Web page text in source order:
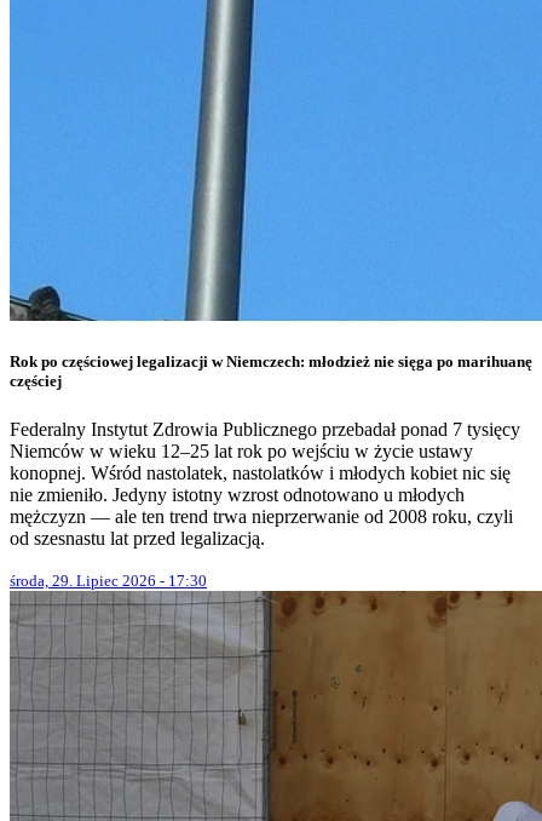
Rok po częściowej legalizacji w Niemczech: młodzież nie sięga po marihuanę
częściej
Federalny Instytut Zdrowia Publicznego przebadał ponad 7 tysięcy
Niemców w wieku 12–25 lat rok po wejściu w życie ustawy
konopnej. Wśród nastolatek, nastolatków i młodych kobiet nic się
nie zmieniło. Jedyny istotny wzrost odnotowano u młodych
mężczyzn — ale ten trend trwa nieprzerwanie od 2008 roku, czyli
od szesnastu lat przed legalizacją.
środa, 29. Lipiec 2026 - 17:30